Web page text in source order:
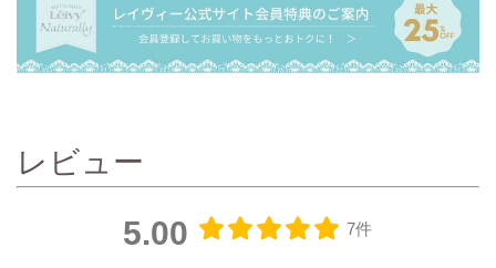
レビュー
5.00 7件